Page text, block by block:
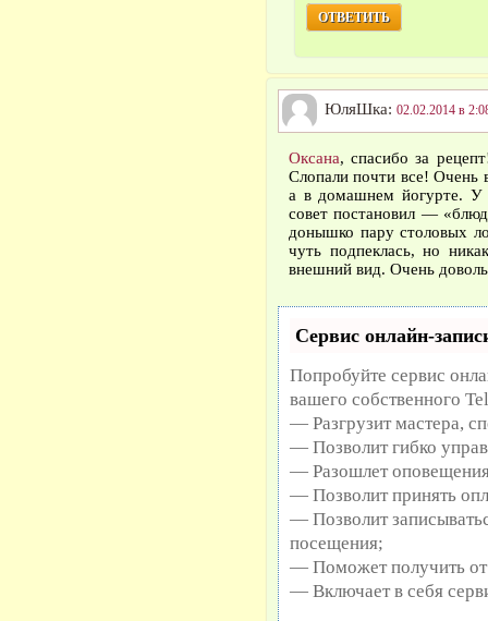
ОТВЕТИТЬ
ЮляШка: 02.02.2014 в
Оксана, спасибо за
Слопали почти все! Очень
а в домашнем йогурте. У
совет постановил —
донышко пару столовых
чуть подпеклась, но
внешний вид. Очень
Сервис онлайн-
Попробуйте сервис
вашего собственного
— Разгрузит мастера,
— Позволит гибко
— Разошлет
— Позволит принять
— Позволит
посещения;
— Поможет получить от
— Включает в себя